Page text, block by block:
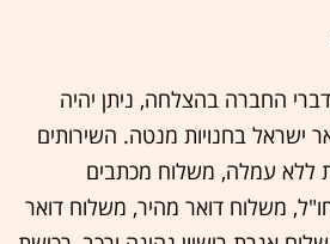
החברה בהצלחה, ניתן יהיה
ישראל בחנויות מנטה. השירותים
ללא עמלה, משלוח מכתבים
משלוח דואר מהיר, משלוח דואר